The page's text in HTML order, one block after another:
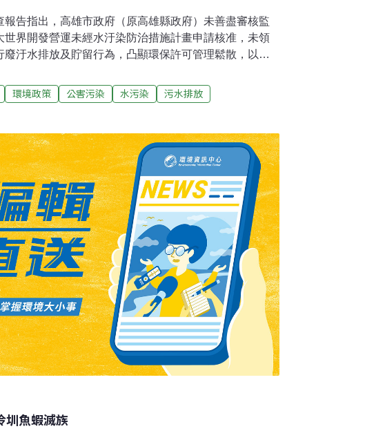
報告指出，高雄市政府（原高雄縣政府）未善盡審核監
世界開發營運未經水汙染防治措施計畫申請核准，未領
廢汙水排放及貯留行為，凸顯環保許可管理鬆散，以及
葛永光介入調查後，最新報告已經出爐，這項調查結
是並未糾正或彈劾相關官員。監察院指出，這項調查
的汙染大高雄市民飲用水源，影響民眾的健康安全。調
皇冠假日飯店營運期間每季環境監測結果，下游地表水
保署公告放流水標準。
環境政策 公害污染 水污染 污水排放
圳魚蝦滅族